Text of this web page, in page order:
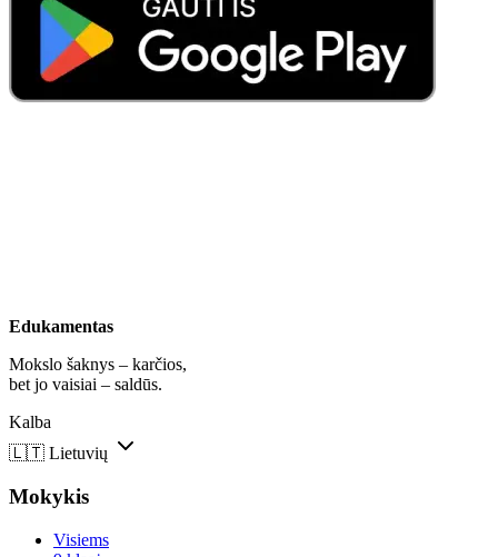
Edukamentas
Mokslo šaknys – karčios,
bet jo vaisiai – saldūs.
Kalba
🇱🇹 Lietuvių
Mokykis
Visiems